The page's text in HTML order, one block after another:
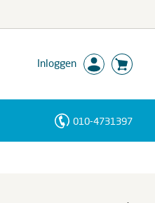
Inloggen
010-4731397